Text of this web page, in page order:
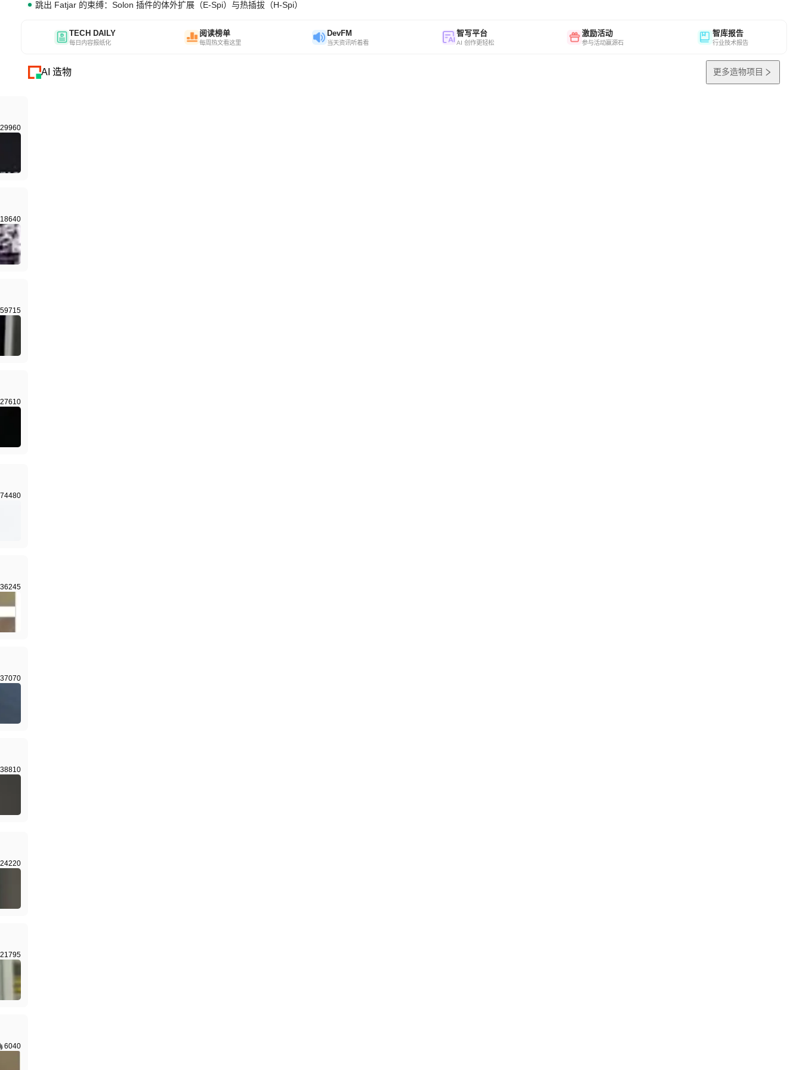
跳出 Fatjar 的束缚：Solon 插件的体外扩展（E-Spi）与热插拔（H-Spi）
TECH DAILY
每日内容报纸化
阅读榜单
每周热文看这里
DevFM
当天资讯听着看
智写平台
AI 创作更轻松
激励活动
参与活动赢源石
智库报告
行业技术报告
AI 造物 更多造物项目
29960
18640
59715
27610
74480
36245
37070
38810
24220
21795
6040